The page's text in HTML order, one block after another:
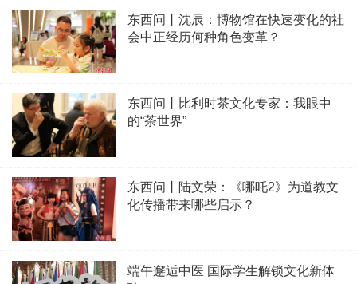
东西问丨沈辰：博物馆在快速变化的社
会中正经历何种角色变革？
东西问丨比利时茶文化专家：我眼中
的“茶世界”
东西问丨陆文荣：《哪吒2》为道教文
化传播带来哪些启示？
端午邂逅中医 国际学生解锁文化新体